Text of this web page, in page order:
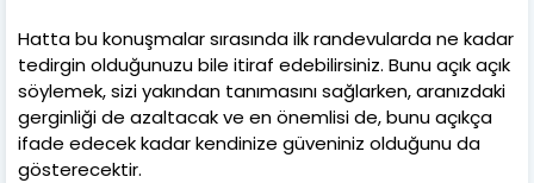
Hatta bu konuşmalar sırasında ilk randevularda ne kadar
tedirgin olduğunuzu bile itiraf edebilirsiniz. Bunu açık açık
söylemek, sizi yakından tanımasını sağlarken, aranızdaki
gerginliği de azaltacak ve en önemlisi de, bunu açıkça
ifade edecek kadar kendinize güveniniz olduğunu da
gösterecektir.